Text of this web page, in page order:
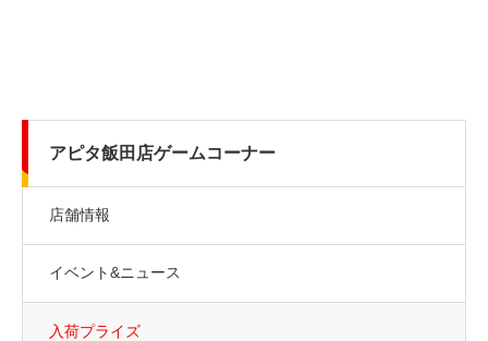
アピタ飯田店ゲームコーナー
店舗情報
イベント&ニュース
入荷プライズ